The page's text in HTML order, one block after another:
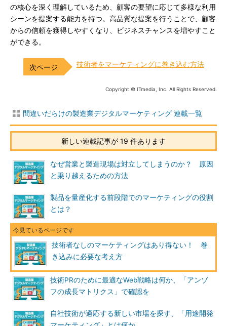
の核心を深く理解しているため、顧客の要望に応じて多様な利用
シーンを提案する能力を持つ。高品質な提案を行うことで、顧客
からの信頼を獲得しやすくなり、ビジネスチャンスを増やすこと
ができる。
技術者をマーケティングに巻き込む方法
Copyright © ITmedia, Inc. All Rights Reserved.
間違いだらけの製造業デジタルマーケティング 連載一覧
新しい連載記事が 19 件あります
なぜ営業と製造現場は対立してしまうのか？ 原因
と乗り越えるための方法
製品を量産化する前段階でのマーケティングの役割
とは？
技術者なしのマーケティングはあり得ない！ 巻
き込みに必要な考え方
技術PRのために最適なWeb戦略は何か、「アンゾ
フの成長マトリクス」で確認を
自社技術が適応する新しい市場を探す、「用途開発